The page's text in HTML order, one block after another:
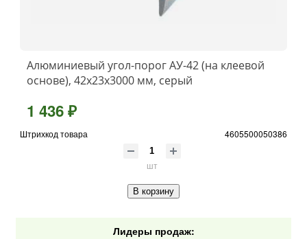
Алюминиевый угол-порог АУ-42 (на клеевой
основе), 42x23x3000 мм, серый
1 436 ₽
Штрихкод товара 4605500050386
шт
В корзину
Лидеры продаж: